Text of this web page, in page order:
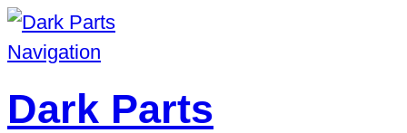
Navigation
Dark Parts